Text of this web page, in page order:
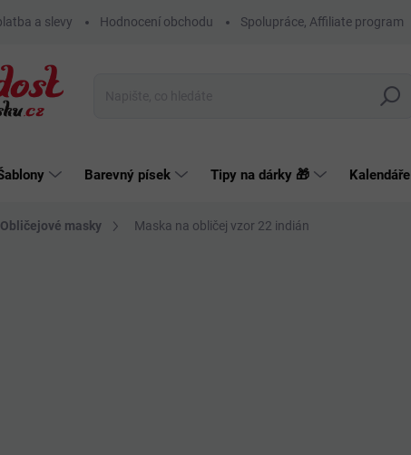
a slevy Hodnocení obchodu Spolupráce, Affiliate program
Hledat
Barevný písek Tipy na dárky 🎁 Kalendáře
Obličejové masky Maska na obličej vzor 22 indián